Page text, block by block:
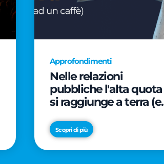
Approfondimenti
Nelle relazioni
pubbliche l'alta quota
si raggiunge a terra (e
Scopri di più